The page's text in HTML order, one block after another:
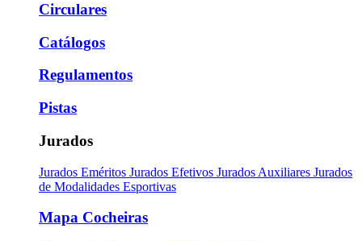
Circulares
Catálogos
Regulamentos
Pistas
Jurados
Jurados Eméritos Jurados Efetivos Jurados Auxiliares Jurados
de Modalidades Esportivas
Mapa Cocheiras